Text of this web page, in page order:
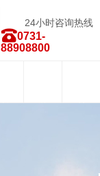
24小时咨询热线
0731-
88908800